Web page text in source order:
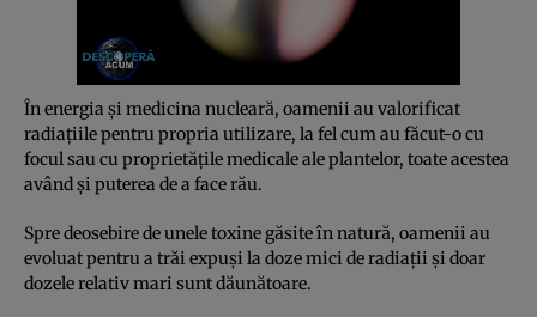
În energia și medicina nucleară, oamenii au valorificat
radiațiile pentru propria utilizare, la fel cum au făcut-o cu
focul sau cu proprietățile medicale ale plantelor, toate acestea
având și puterea de a face rău.
Spre deosebire de unele toxine găsite în natură, oamenii au
evoluat pentru a trăi expuși la doze mici de radiații și doar
dozele relativ mari sunt dăunătoare.